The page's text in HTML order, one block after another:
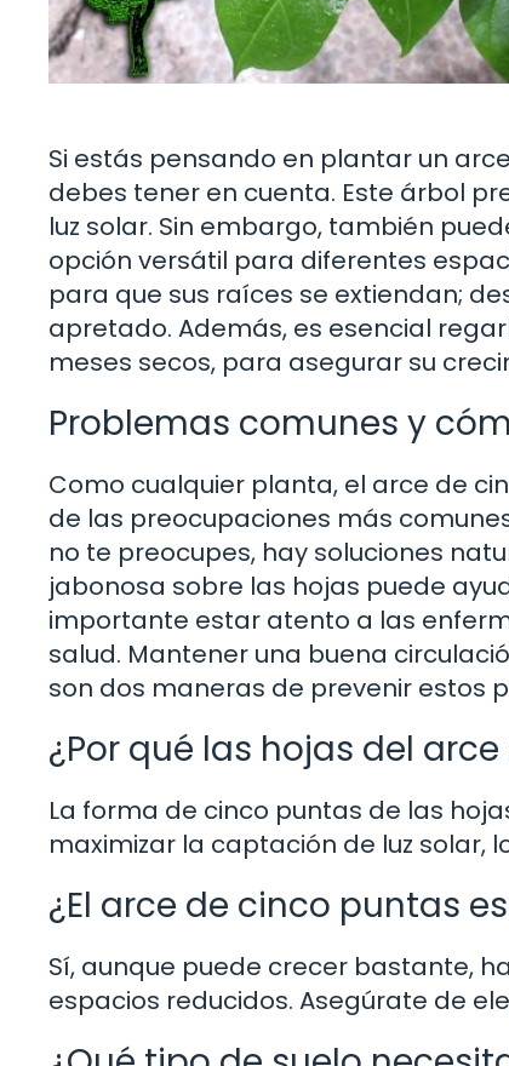
Si estás pensando en plantar un
debes tener en cuenta. Este árbol
luz solar. Sin embargo, también
opción versátil para diferentes
para que sus raíces se extiendan;
apretado. Además, es esencial
meses secos, para asegurar su
Problemas comunes y
Como cualquier planta, el arce de
de las preocupaciones más
no te preocupes, hay soluciones
jabonosa sobre las hojas puede
importante estar atento a las
salud. Mantener una buena
son dos maneras de prevenir estos
¿Por qué las hojas del
La forma de cinco puntas de las
maximizar la captación de luz solar,
¿El arce de cinco puntas
Sí, aunque puede crecer bastante,
espacios reducidos. Asegúrate de